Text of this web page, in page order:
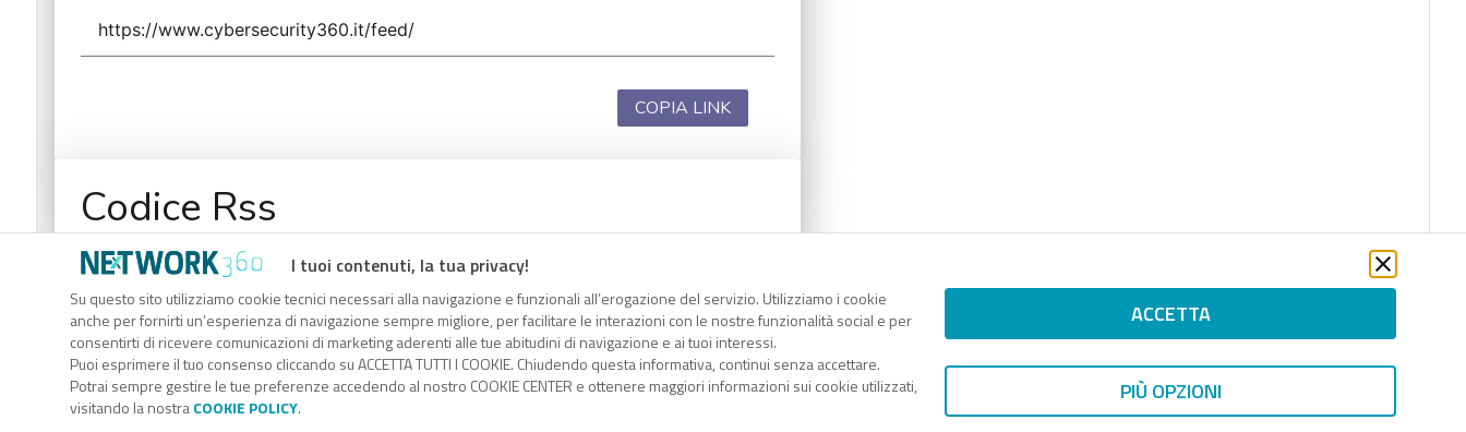
I tuoi contenuti, la tua privacy!
Su questo sito utilizziamo cookie tecnici necessari alla navigazione e funzionali all’erogazione del servizio. Utilizziamo i cookie
anche per fornirti un’esperienza di navigazione sempre migliore, per facilitare le interazioni con le nostre funzionalità social e per
consentirti di ricevere comunicazioni di marketing aderenti alle tue abitudini di navigazione e ai tuoi interessi.
Puoi esprimere il tuo consenso cliccando su ACCETTA TUTTI I COOKIE. Chiudendo questa informativa, continui senza accettare.
Potrai sempre gestire le tue preferenze accedendo al nostro COOKIE CENTER e ottenere maggiori informazioni sui cookie utilizzati,
visitando la nostraCOOKIE POLICY.
ACCETTA
PIÙ OPZIONI
COPIA LINK
Codice Rss
RSS link
COPIA LINK